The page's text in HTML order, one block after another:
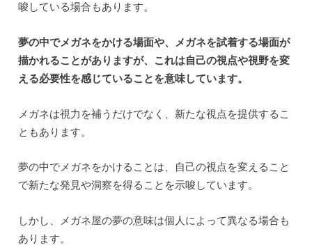
唆している場合もあります。
夢の中でメガネをかける場面や、メガネを試着する場面が
描かれることがありますが、これは自己の視点や視野を変
える必要性を感じていることを意味しています。
メガネは視力を補うだけでなく、新たな視点を提供するこ
ともあります。
夢の中でメガネをかけることは、自己の視点を変えること
で新たな発見や洞察を得ることを示唆しています。
しかし、メガネ屋の夢の意味は個人によって異なる場合も
あります。